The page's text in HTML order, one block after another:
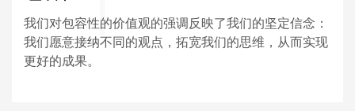
我们对包容性的价值观的强调反映了我们的坚定信念：
我们愿意接纳不同的观点，拓宽我们的思维，从而实现
更好的成果。